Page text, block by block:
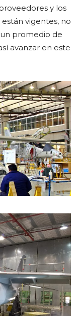
y los
vigentes, no
promedio de
avanzar en este